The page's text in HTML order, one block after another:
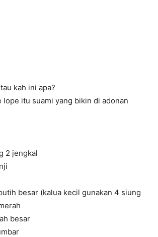
kah ini apa?
lope itu suami yang bikin di adonan
2 jengkal
besar (kalua kecil gunakan 4 siung
besar